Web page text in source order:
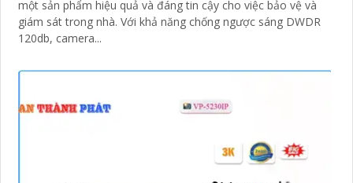
một sản phẩm hiệu quả và đáng tin cậy cho việc bảo vệ và
giám sát trong nhà. Với khả năng chống ngược sáng DWDR
120db, camera...